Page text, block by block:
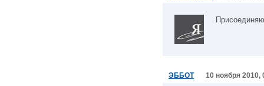
ЭББОТ 10 ноября 2010,